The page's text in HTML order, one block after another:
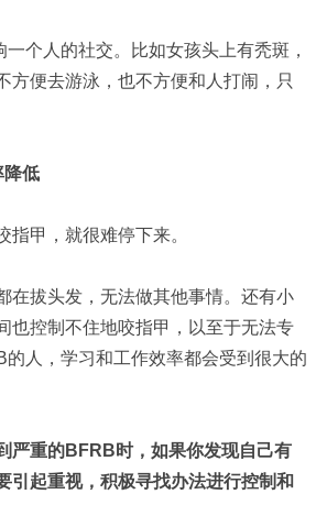
个人的社交。比如女孩头上有秃斑，
方便去游泳，也不方便和人打闹，只
降低
指甲，就很难停下来。
在拔头发，无法做其他事情。 还有小
也控制不住地咬指甲，以至于无法专
的人，学习和工作效率都会受到很大的
严重的BFRB时，如果你发现自己有
引起重视，积极寻找办法进行控制和